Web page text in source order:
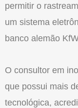
permitir o
um sistema
banco alemão
O consultor em
que possui mais
tecnológica,